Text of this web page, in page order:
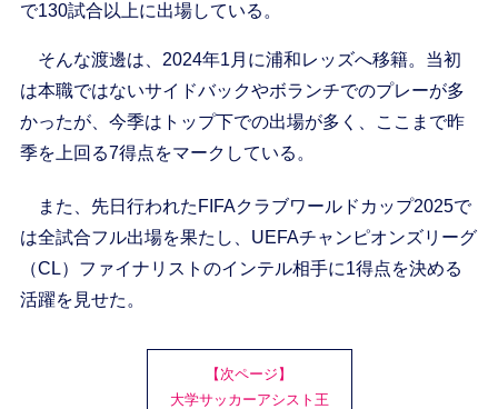
で130試合以上に出場している。
そんな渡邊は、2024年1月に浦和レッズへ移籍。当初
は本職ではないサイドバックやボランチでのプレーが多
かったが、今季はトップ下での出場が多く、ここまで昨
季を上回る7得点をマークしている。
また、先日行われたFIFAクラブワールドカップ2025で
は全試合フル出場を果たし、UEFAチャンピオンズリーグ
（CL）ファイナリストのインテル相手に1得点を決める
活躍を見せた。
【次ページ】
大学サッカーアシスト王